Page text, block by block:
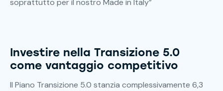
soprattutto per il nostro Made in Italy”
Investire nella Transizione 5.0
come vantaggio competitivo
Il Piano Transizione 5.0 stanzia complessivamente 6,3